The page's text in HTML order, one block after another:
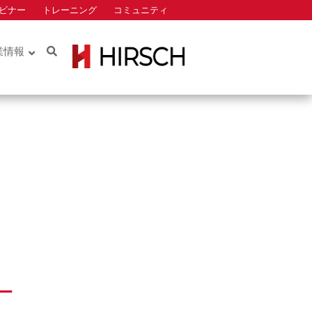
ナー トレーニング コミュニティ
情報
Search
Identiv